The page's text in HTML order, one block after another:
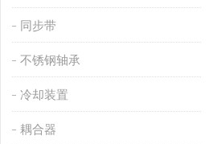
同步带
不锈钢轴承
冷却装置
耦合器